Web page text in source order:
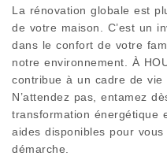
La rénovation globale est
de votre maison. C’est un
dans le confort de votre
notre environnement. À
contribue à un cadre de vie
N’attendez pas, entamez
transformation énergétique
aides disponibles pour
démarche.